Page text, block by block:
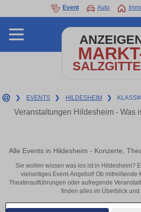
Event Auto
❯ EVENTS ❯ HILDESHEIM ❯
Veranstaltungen Hildesheim - Was
Alle Events in Hildesheim - Konzerte,
Sie wollen wissen was los ist in Hildesheim?
vielseitiges Event-Angebot! Ob mitreißende
Theateraufführungen oder aufregende
finden alles im Überblick und